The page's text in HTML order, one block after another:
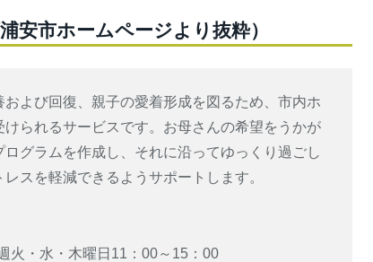
安市ホームページより抜粋）
よび回復、親子の愛着形成を図るため、市内ホ
られるサービスです。お母さんの希望をうかが
グラムを作成し、それに沿ってゆっくり過ごし
スを軽減できるようサポートします。
・水・木曜日11：00～15：00